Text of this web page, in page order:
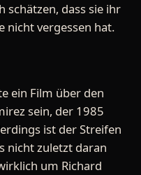
schätzen, dass sie ihr
nicht vergessen hat.
ein Film über den
sein, der 1985
ist der Streifen
nicht zuletzt daran
um Richard